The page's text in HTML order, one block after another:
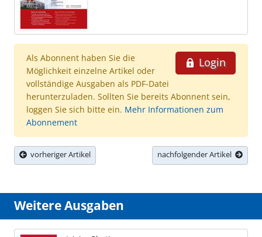
Login
Als Abonnent haben Sie die
Möglichkeit einzelne Artikel oder
vollständige Ausgaben als PDF-Datei
herunterzuladen. Sollten Sie bereits Abonnent sein,
loggen Sie sich bitte ein. Mehr Informationen zum
Abonnement
vorheriger Artikel nachfolgender Artikel
Weitere Ausgaben